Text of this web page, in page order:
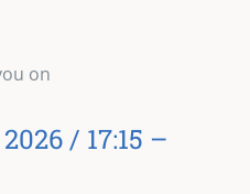
on
/ 17:15 –